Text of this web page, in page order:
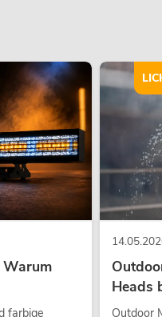
Warum
farbige
Heads
Outdoor